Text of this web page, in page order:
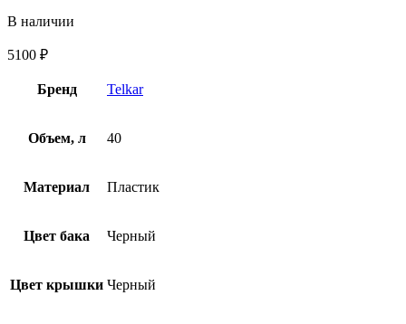
В наличии
5100 ₽
Бренд Telkar
Объем, л 40
Материал Пластик
Цвет бака Черный
Цвет крышки Черный